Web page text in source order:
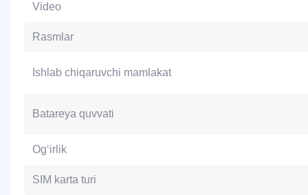
Video
Rasmlar
Ishlab chiqaruvchi mamlakat
Batareya quvvati
Og‘irlik
SIM karta turi